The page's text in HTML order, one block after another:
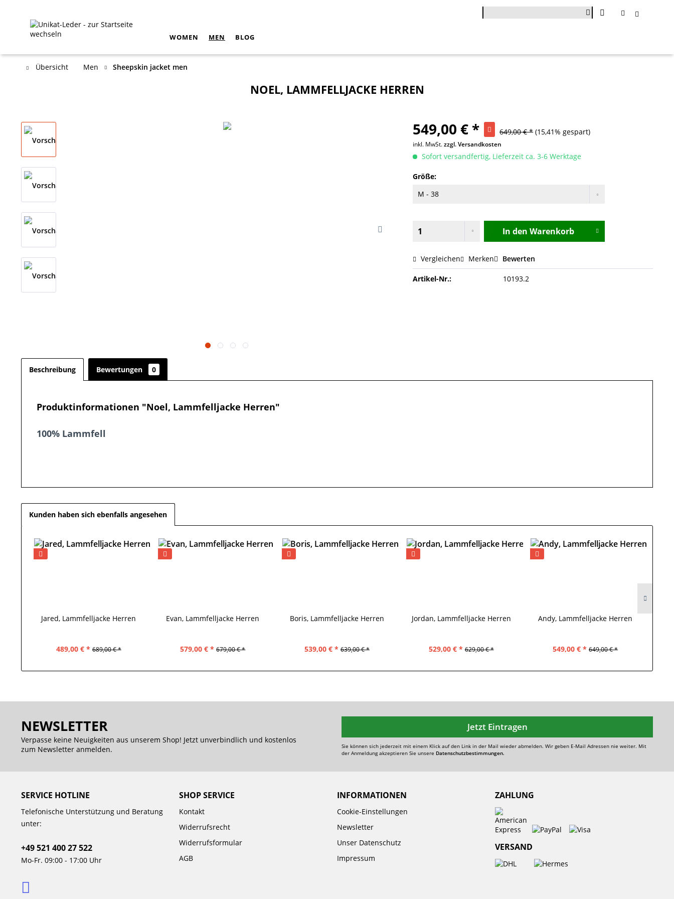
WOMEN MEN BLOG
Übersicht Men Sheepskin jacket men
NOEL, LAMMFELLJACKE HERREN
549,00 € * 649,00 € * (15,41% gespart)
inkl. MwSt.zzgl. Versandkosten
Sofort versandfertig, Lieferzeit ca. 3-6 Werktage
Größe:
In den Warenkorb
Vergleichen Merken Bewerten
Artikel-Nr.: 10193.2
Beschreibung Bewertungen 0
Produktinformationen "Noel, Lammfelljacke Herren"
100% Lammfell
Kunden haben sich ebenfalls angesehen
Jared, Lammfelljacke Herren
489,00 € * 689,00 € *
Evan, Lammfelljacke Herren
579,00 € * 679,00 € *
Boris, Lammfelljacke Herren
539,00 € * 639,00 € *
Jordan, Lammfelljacke Herren
529,00 € * 629,00 € *
Andy, Lammfelljacke Herren
549,00 € * 649,00 € *
NEWSLETTER
Verpasse keine Neuigkeiten aus unserem Shop! Jetzt unverbindlich und kostenlos
zum Newsletter anmelden.
Jetzt Eintragen
Sie können sich jederzeit mit einem Klick auf den Link in der Mail wieder abmelden. Wir geben E-Mail Adressen nie weiter. Mit
der Anmeldung akzeptieren Sie unsere Datenschutzbestimmungen.
SERVICE HOTLINE
Telefonische Unterstützung und Beratung
unter:
+49 521 400 27 522
Mo-Fr. 09:00 - 17:00 Uhr
SHOP SERVICE
Kontakt
Widerrufsrecht
Widerrufsformular
AGB
INFORMATIONEN
Cookie-Einstellungen
Newsletter
Unser Datenschutz
Impressum
ZAHLUNG
VERSAND